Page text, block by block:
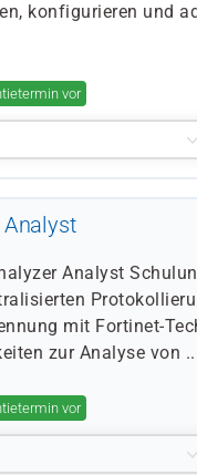
konfigurieren und
vor
Analyst
mit Fortinet-
zur Analyse von
vor